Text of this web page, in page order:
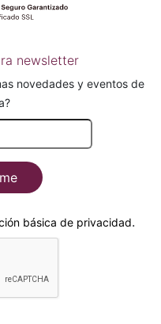
newsletter
novedades y eventos de
básica de privacidad.